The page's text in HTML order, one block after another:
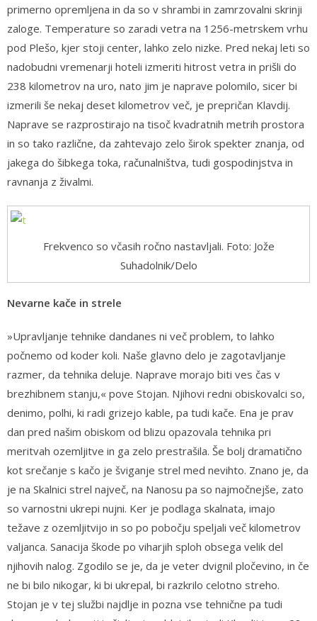
primerno opremljena in da so v shrambi in zamrzovalni skrinji
zaloge. Temperature so zaradi vetra na 1256-metrskem vrhu
pod Plešo, kjer stoji center, lahko zelo nizke. Pred nekaj leti so
nadobudni vremenarji hoteli izmeriti hitrost vetra in prišli do
238 kilometrov na uro, nato jim je naprave polomilo, sicer bi
izmerili še nekaj deset kilometrov več, je prepričan Klavdij.
Naprave se razprostirajo na tisoč kvadratnih metrih prostora
in so tako različne, da zahtevajo zelo širok spekter znanja, od
jakega do šibkega toka, računalništva, tudi gospodinjstva in
ravnanja z živalmi.
Frekvenco so včasih ročno nastavljali. Foto: Jože
Suhadolnik/Delo
Nevarne kače in strele
»Upravljanje tehnike dandanes ni več problem, to lahko
počnemo od koder koli. Naše glavno delo je zagotavljanje
razmer, da tehnika deluje. Naprave morajo biti ves čas v
brezhibnem stanju,« pove Stojan. Njihovi redni obiskovalci so,
denimo, polhi, ki radi grizejo kable, pa tudi kače. Ena je prav
dan pred našim obiskom od blizu opazovala tehnika pri
meritvah ozemljitve in ga zelo prestrašila. Še bolj dramatično
kot srečanje s kačo je šviganje strel med nevihto. Znano je, da
je na Skalnici strel največ, na Nanosu pa so najmočnejše, zato
so varnostni ukrepi nujni. Ker je podlaga skalnata, imajo
težave z ozemljitvijo in so po pobočju speljali več kilometrov
valjanca. Sanacija škode po viharjih sploh obsega velik del
njihovih nalog. Zgodilo se je, da je veter dvignil pločevino, in če
ne bi bilo nikogar, ki bi ukrepal, bi razkrilo celotno streho.
Stojan je v tej službi najdlje in pozna vse tehnične pa tudi